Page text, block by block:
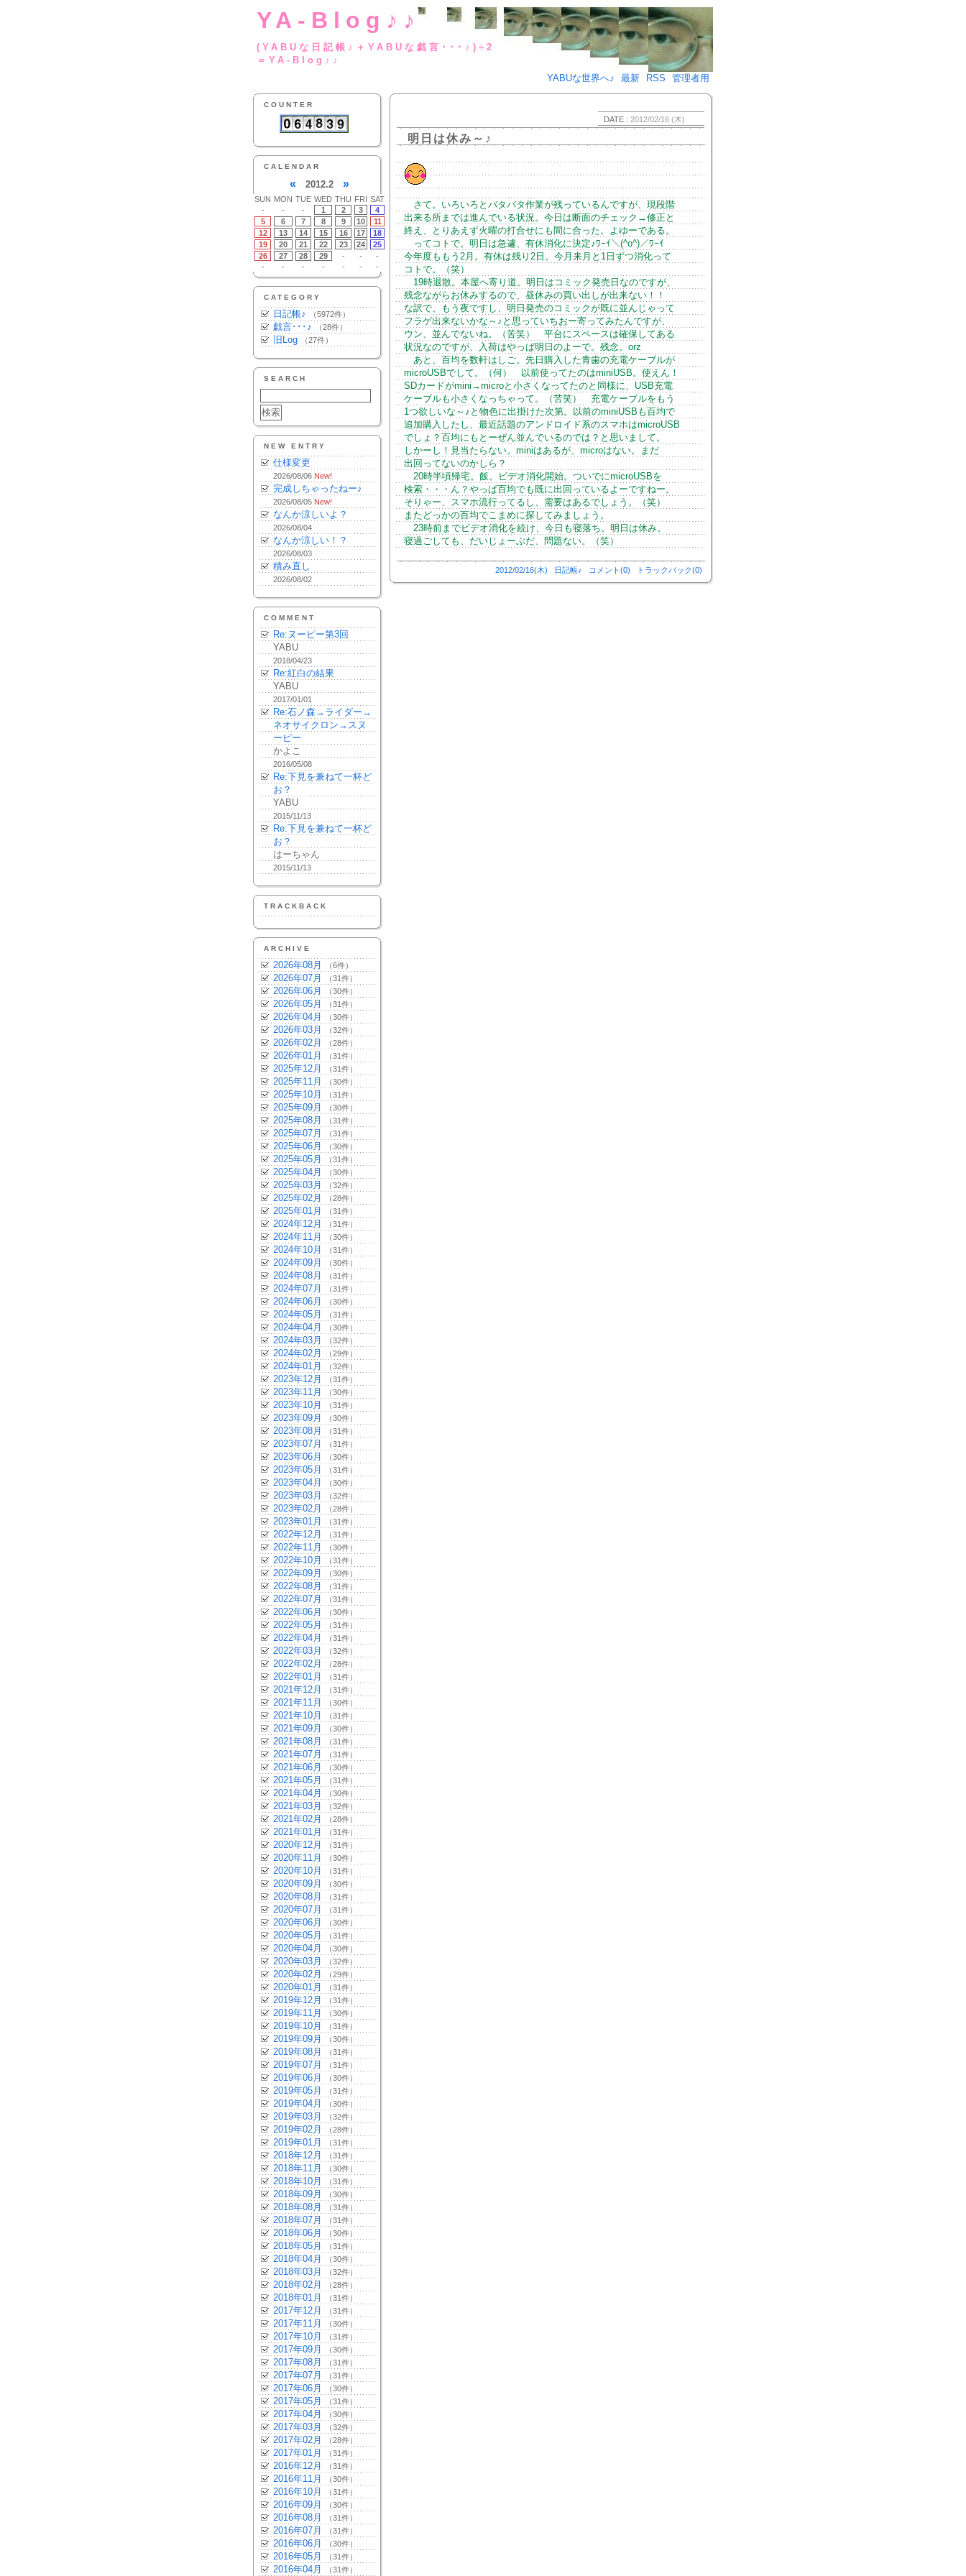
YA-Blog♪♪
(YABUな日記帳♪＋YABUな戯言･･･♪)÷2
＝YA-Blog♪♪
YABUな世界へ♪
最新 RSS 管理者用
COUNTER
CALENDAR
« 2012.2 »
SUN MON TUE WED THU FRI SAT
-
- - 1 2 3
4
5
6 7 8 9 10
11
12
13 14 15 16 17
18
19
20 21 22 23 24
25
26
27 28 29 - -
-
-
- - - - - -
CATEGORY
日記帳♪ （5972件）
戯言･･･♪ （28件）
旧Log （27件）
SEARCH
NEW ENTRY
仕様変更
2026/08/06 New!
完成しちゃったねー♪
2026/08/05 New!
なんか涼しいよ？
2026/08/04
なんか涼しい！？
2026/08/03
積み直し
2026/08/02
COMMENT
Re:ヌーピー第3回
YABU
2018/04/23
Re:紅白の結果
YABU
2017/01/01
Re:石ノ森→ライダー→
ネオサイクロン→スヌ
ーピー
かよこ
2016/05/08
Re:下見を兼ねて一杯ど
お？
YABU
2015/11/13
Re:下見を兼ねて一杯ど
お？
はーちゃん
2015/11/13
TRACKBACK
ARCHIVE
2026年08月 （6件）
2026年07月 （31件）
2026年06月 （30件）
2026年05月 （31件）
2026年04月 （30件）
2026年03月 （32件）
2026年02月 （28件）
2026年01月 （31件）
2025年12月 （31件）
2025年11月 （30件）
2025年10月 （31件）
2025年09月 （30件）
2025年08月 （31件）
2025年07月 （31件）
2025年06月 （30件）
2025年05月 （31件）
2025年04月 （30件）
2025年03月 （32件）
2025年02月 （28件）
2025年01月 （31件）
2024年12月 （31件）
2024年11月 （30件）
2024年10月 （31件）
2024年09月 （30件）
2024年08月 （31件）
2024年07月 （31件）
2024年06月 （30件）
2024年05月 （31件）
2024年04月 （30件）
2024年03月 （32件）
2024年02月 （29件）
2024年01月 （32件）
2023年12月 （31件）
2023年11月 （30件）
2023年10月 （31件）
2023年09月 （30件）
2023年08月 （31件）
2023年07月 （31件）
2023年06月 （30件）
2023年05月 （31件）
2023年04月 （30件）
2023年03月 （32件）
2023年02月 （28件）
2023年01月 （31件）
2022年12月 （31件）
2022年11月 （30件）
2022年10月 （31件）
2022年09月 （30件）
2022年08月 （31件）
2022年07月 （31件）
2022年06月 （30件）
2022年05月 （31件）
2022年04月 （31件）
2022年03月 （32件）
2022年02月 （28件）
2022年01月 （31件）
2021年12月 （31件）
2021年11月 （30件）
2021年10月 （31件）
2021年09月 （30件）
2021年08月 （31件）
2021年07月 （31件）
2021年06月 （30件）
2021年05月 （31件）
2021年04月 （30件）
2021年03月 （32件）
2021年02月 （28件）
2021年01月 （31件）
2020年12月 （31件）
2020年11月 （30件）
2020年10月 （31件）
2020年09月 （30件）
2020年08月 （31件）
2020年07月 （31件）
2020年06月 （30件）
2020年05月 （31件）
2020年04月 （30件）
2020年03月 （32件）
2020年02月 （29件）
2020年01月 （31件）
2019年12月 （31件）
2019年11月 （30件）
2019年10月 （31件）
2019年09月 （30件）
2019年08月 （31件）
2019年07月 （31件）
2019年06月 （30件）
2019年05月 （31件）
2019年04月 （30件）
2019年03月 （32件）
2019年02月 （28件）
2019年01月 （31件）
2018年12月 （31件）
2018年11月 （30件）
2018年10月 （31件）
2018年09月 （30件）
2018年08月 （31件）
2018年07月 （31件）
2018年06月 （30件）
2018年05月 （31件）
2018年04月 （30件）
2018年03月 （32件）
2018年02月 （28件）
2018年01月 （31件）
2017年12月 （31件）
2017年11月 （30件）
2017年10月 （31件）
2017年09月 （30件）
2017年08月 （31件）
2017年07月 （31件）
2017年06月 （30件）
2017年05月 （31件）
2017年04月 （30件）
2017年03月 （32件）
2017年02月 （28件）
2017年01月 （31件）
2016年12月 （31件）
2016年11月 （30件）
2016年10月 （31件）
2016年09月 （30件）
2016年08月 （31件）
2016年07月 （31件）
2016年06月 （30件）
2016年05月 （31件）
2016年04月 （31件）
DATE : 2012/02/16 (木)
明日は休み～♪
さて。いろいろとバタバタ作業が残っているんですが、現段階
出来る所までは進んでいる状況。今日は断面のチェック→修正と
終え、とりあえず火曜の打合せにも間に合った。よゆーである。
ってコトで。明日は急遽、有休消化に決定♪ﾜｰｲ＼(^o^)／ﾜｰｲ
今年度ももう2月。有休は残り2日。今月来月と1日ずつ消化って
コトで。（笑）
19時退散。本屋へ寄り道。明日はコミック発売日なのですが、
残念ながらお休みするので、昼休みの買い出しが出来ない！！
な訳で、もう夜ですし、明日発売のコミックが既に並んじゃって
フラゲ出来ないかな～♪と思っていちおー寄ってみたんですが、
ウン、並んでないね。（苦笑） 平台にスペースは確保してある
状況なのですが、入荷はやっぱ明日のよーで。残念。orz
あと、百均を数軒はしご。先日購入した青歯の充電ケーブルが
microUSBでして。（何） 以前使ってたのはminiUSB。使えん！
SDカードがmini→microと小さくなってたのと同様に、USB充電
ケーブルも小さくなっちゃって。（苦笑） 充電ケーブルをもう
1つ欲しいな～♪と物色に出掛けた次第。以前のminiUSBも百均で
追加購入したし、最近話題のアンドロイド系のスマホはmicroUSB
でしょ？百均にもとーぜん並んでいるのでは？と思いまして。
しかーし！見当たらない。miniはあるが、microはない。まだ
出回ってないのかしら？
20時半頃帰宅。飯。ビデオ消化開始。ついでにmicroUSBを
検索・・・ん？やっぱ百均でも既に出回っているよーですねー。
そりゃー、スマホ流行ってるし、需要はあるでしょう。（笑）
またどっかの百均でこまめに探してみましょう。
23時前までビデオ消化を続け、今日も寝落ち。明日は休み。
寝過ごしても、だいじょーぶだ、問題ない。（笑）
2012/02/16(木) 日記帳♪ コメント(0) トラックバック(0)